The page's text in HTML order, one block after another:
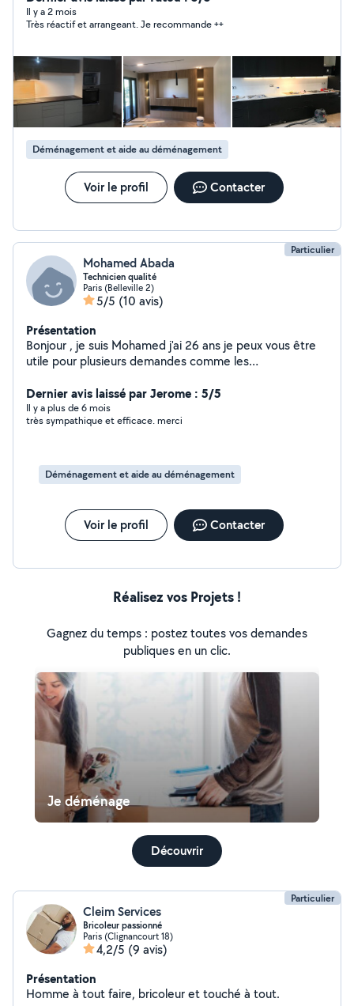
Travaux et bricolage Plusieurs personnes disponibles
selon vos besoins. Travail propre, rapide et efficace.
rapide.
Il y a 2 mois
Très réactif et arrangeant. Je recommande ++
Déménagement et aide au déménagement
Voir le profil Contacter
Particulier
Mohamed Abada
Technicien qualité
Paris (Belleville 2)
5/5 (10 avis)
Présentation
Bonjour , je suis Mohamed j'ai 26 ans je peux vous être
utile pour plusieurs demandes comme les
livraisons etc. Disponible rapidement n'hésitez pas à me
contacter.
Dernier avis laissé par Jerome : 5/5
Il y a plus de 6 mois
très sympathique et efficace. merci
Déménagement et aide au déménagement
Voir le profil Contacter
Réalisez vos Projets !
Gagnez du temps : postez toutes vos demandes
publiques en un clic.
Je déménage
Découvrir
Particulier
Cleim Services
Bricoleur passionné
Paris (Clignancourt 18)
4,2/5 (9 avis)
Présentation
Homme à tout faire, bricoleur et touché à tout.